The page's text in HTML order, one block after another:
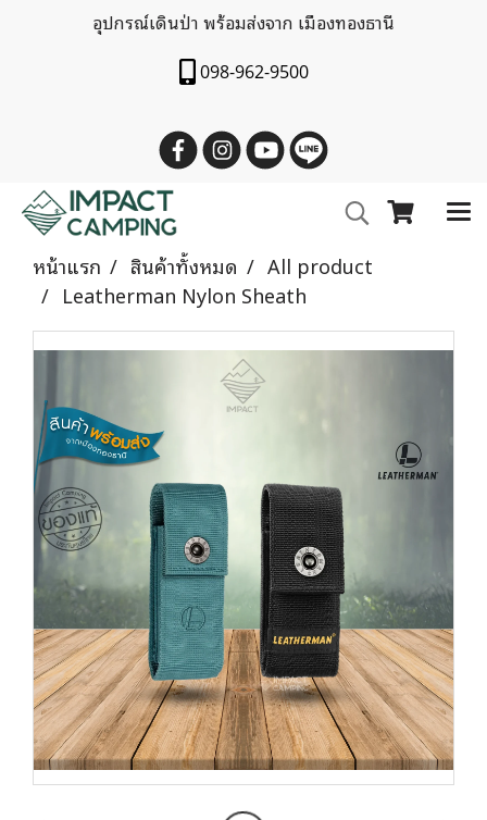
อุปกรณ์เดินป่า พร้อมส่งจาก เมืองทองธานี
098-962-9500
หน้าแรก สินค้าทั้งหมด
All product
Leatherman Nylon Sheath